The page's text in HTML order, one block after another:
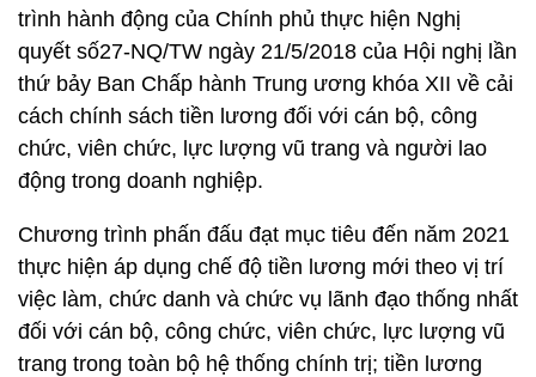
trình hành động của Chính phủ thực hiện Nghị
quyết số27-NQ/TW ngày 21/5/2018 của Hội nghị lần
thứ bảy Ban Chấp hành Trung ương khóa XII về cải
cách chính sách tiền lương đối với cán bộ, công
chức, viên chức, lực lượng vũ trang và người lao
động trong doanh nghiệp.
Chương trình phấn đấu đạt mục tiêu đến năm 2021
thực hiện áp dụng chế độ tiền lương mới theo vị trí
việc làm, chức danh và chức vụ lãnh đạo thống nhất
đối với cán bộ, công chức, viên chức, lực lượng vũ
trang trong toàn bộ hệ thống chính trị; tiền lương